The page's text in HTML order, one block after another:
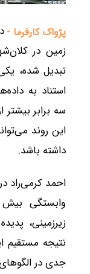
پژواک کارفرما -
زمین در
تبدیل شده،
استناد به
سه برابر
این روند
داشته باشد.
احمد
نتیجه مستقیم
جدی در